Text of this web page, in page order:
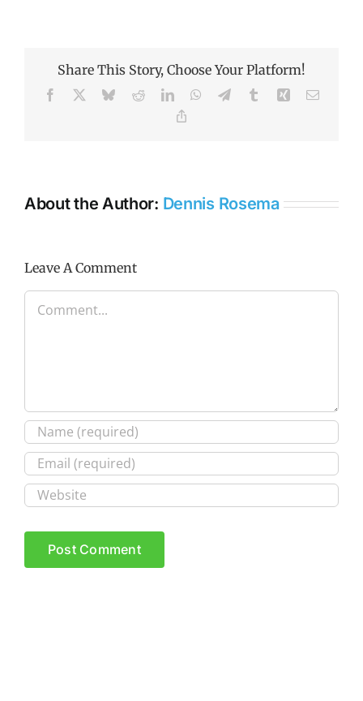
Share This Story, Choose Your Platform!
Facebook BlueskyRedditLinkedInWhatsApp
TelegramTumblr Xing Email
About the Author: Dennis Rosema
Leave A Comment